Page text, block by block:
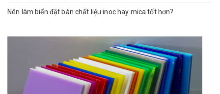
Nên làm biển đặt bàn chất liệu inoc hay mica tốt hơn?